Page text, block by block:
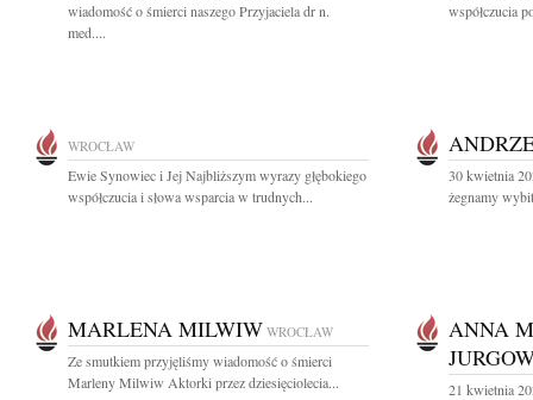
wiadomość o śmierci naszego Przyjaciela dr n.
med....
współczucia
WROCŁAW
Ewie Synowiec i Jej Najbliższym wyrazy głębokiego
współczucia i słowa wsparcia w trudnych...
30 kwietnia
żegnamy
MARLENA MILWIW WROCŁAW
Ze smutkiem przyjęliśmy wiadomość o śmierci
Marleny Milwiw Aktorki przez dziesięciolecia...
ANNA
21 kwietnia